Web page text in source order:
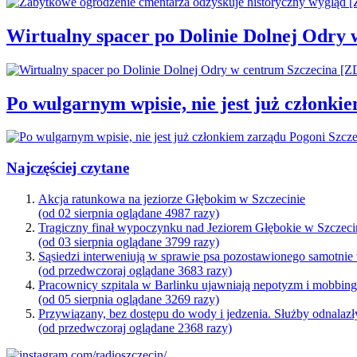
Wirtualny spacer po Dolinie Dolnej Odry
Po wulgarnym wpisie, nie jest już
Najczęściej czytane
Akcja ratunkowa na jeziorze Głębokim w Szczecinie
(od 02 sierpnia oglądane 4987 razy)
Tragiczny finał wypoczynku nad Jeziorem Głębokie w
(od 03 sierpnia oglądane 3799 razy)
Sąsiedzi interweniują w sprawie psa pozostawionego
(od przedwczoraj oglądane 3683 razy)
Pracownicy szpitala w Barlinku ujawniają nepotyzm i
(od 05 sierpnia oglądane 3269 razy)
Przywiązany, bez dostępu do wody i jedzenia. Służby
(od przedwczoraj oglądane 2368 razy)